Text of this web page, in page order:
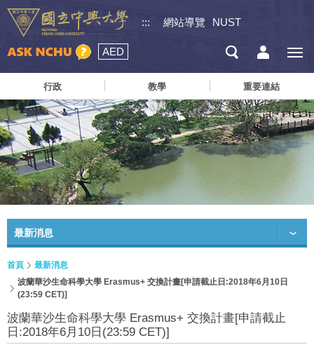
::: 網站導覽 NUST
AED
行政 教學 重要連結
最新消息
首頁
最新消息
波蘭華沙生命科學大學 Erasmus+ 交換計畫[申請截止日:2018年6月10日
(23:59 CET)]
波蘭華沙生命科學大學 Erasmus+ 交換計畫[申請截止
日:2018年6月10日(23:59 CET)]